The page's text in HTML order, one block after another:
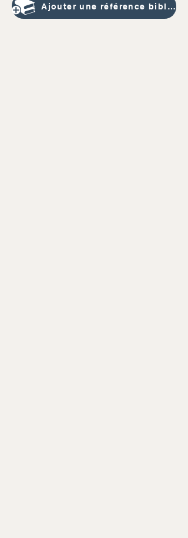
Ajouter une référence